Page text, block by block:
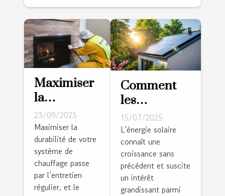
Maximiser
la
durabilité
de votre
système de
chauffage
grâce au
ramonage
23/09/2025
Maximiser la
durabilité de votre
système de
chauffage passe
par l’entretien
régulier, et le
Comment
les
panneaux
solaires
peuvent
réduire vos
factures
d'électricité?
15/07/2025
L'énergie solaire
connaît une
croissance sans
précédent et suscite
un intérêt
grandissant parmi